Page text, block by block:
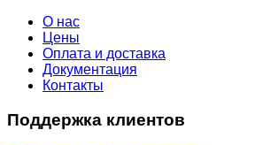
О нас
Цены
Оплата и доставка
Документация
Контакты
Поддержка клиентов